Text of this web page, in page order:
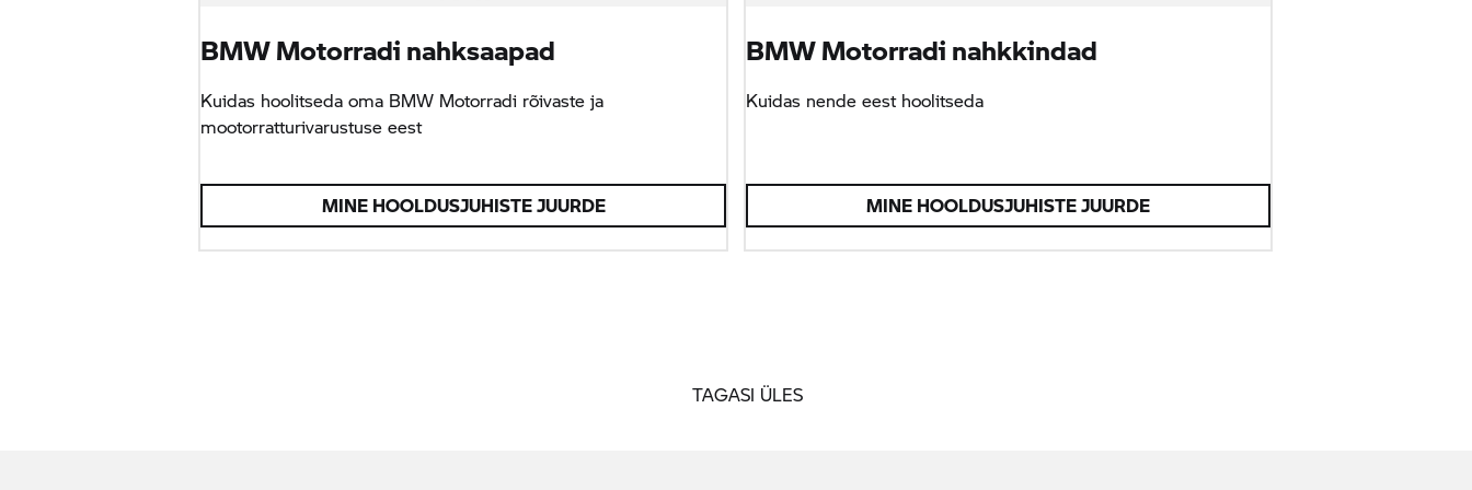
BMW Motorradi nahksaapad
Kuidas hoolitseda oma BMW Motorradi rõivaste ja
mootorratturivarustuse eest
MINE HOOLDUSJUHISTE JUURDE
BMW Motorradi nahkkindad
Kuidas nende eest hoolitseda
MINE HOOLDUSJUHISTE JUURDE
TAGASI ÜLES